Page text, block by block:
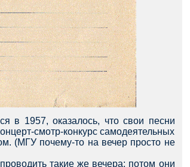
в 1957, оказалось, что свои песни
смотр-конкурс самодеятельных
(МГУ почему-то на вечер просто не
такие же вечера; потом они